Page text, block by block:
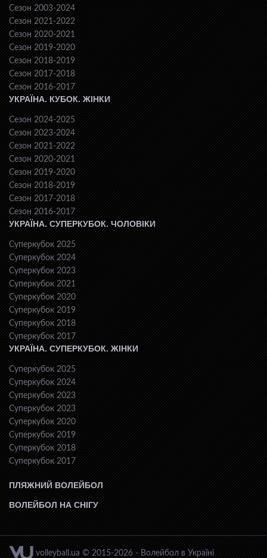
Сезон 2003-2024
Сезон 2021-2022
Сезон 2020-2021
Сезон 2019-2020
Сезон 2018-2019
Сезон 2017-2018
Сезон 2016-2017
УКРАЇНА. КУБОК. ЖІНКИ
Сезон 2024-2025
Сезон 2023-2024
Сезон 2021-2022
Сезон 2020-2021
Сезон 2019-2020
Сезон 2018-2019
Сезон 2017-2018
Сезон 2016-2017
УКРАЇНА. СУПЕРКУБОК. ЧОЛОВІКИ
Суперкубок 2025
Суперкубок 2024
Суперкубок 2023
Суперкубок 2021
Суперкубок 2020
Суперкубок 2019
Суперкубок 2018
Суперкубок 2017
УКРАЇНА. СУПЕРКУБОК. ЖІНКИ
Суперкубок 2025
Суперкубок 2024
Суперкубок 2023
Суперкубок 2023
Суперкубок 2020
Суперкубок 2019
Суперкубок 2018
Суперкубок 2017
ПЛЯЖНИЙ ВОЛЕЙБОЛ
ВОЛЕЙБОЛ НА СНІГУ
volleyball.ua © 2015-2026 - Волейбол в Україні